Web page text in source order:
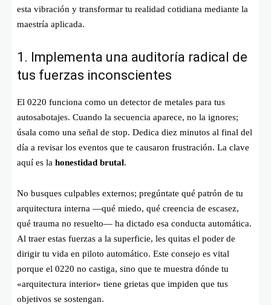
esta vibración y transformar tu realidad cotidiana mediante la
maestría aplicada.
1. Implementa una auditoría radical de
tus fuerzas inconscientes
El 0220 funciona como un detector de metales para tus
autosabotajes. Cuando la secuencia aparece, no la ignores;
úsala como una señal de stop. Dedica diez minutos al final del
día a revisar los eventos que te causaron frustración. La clave
aquí es la honestidad brutal.
No busques culpables externos; pregúntate qué patrón de tu
arquitectura interna —qué miedo, qué creencia de escasez,
qué trauma no resuelto— ha dictado esa conducta automática.
Al traer estas fuerzas a la superficie, les quitas el poder de
dirigir tu vida en piloto automático. Este consejo es vital
porque el 0220 no castiga, sino que te muestra dónde tu
«arquitectura interior» tiene grietas que impiden que tus
objetivos se sostengan.